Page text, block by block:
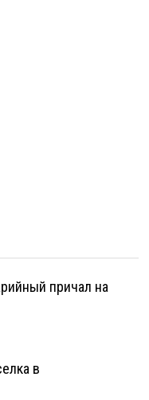
причал на
в